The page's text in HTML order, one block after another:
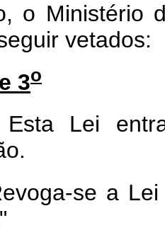
da
vetados:
e 3o
Lei
se a Lei